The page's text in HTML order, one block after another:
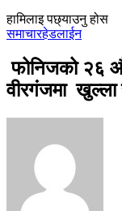
हामिलाइ पछ्याउनु होस
समाचारहेडलाईन
फोनिजको २६
वीरगंजमा खुल्ला